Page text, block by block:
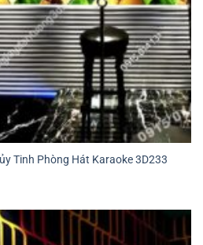
Tinh Phòng Hát Karaoke 3D233